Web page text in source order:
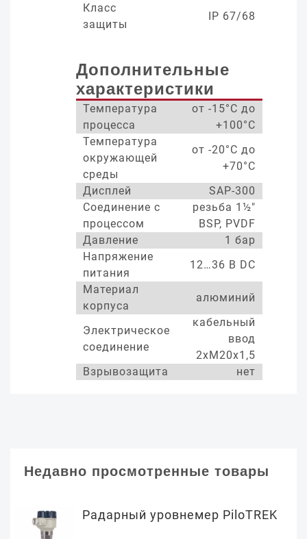
Класс
защиты
IP 67/68
Дополнительные
характеристики
Температура
процесса
от -15°С до
+100°С
Температура
окружающей
среды
от -20°С до
+70°С
Дисплей
SAP-300
Соединение с
процессом
резьба 1½"
BSP, PVDF
Давление
1 бар
Напряжение
питания
12…36 В DC
Материал
корпуса
алюминий
Электрическое
соединение
кабельный
ввод
2хМ20х1,5
Взрывозащита
нет
Недавно просмотренные товары
Радарный уровнемер PiloTREK